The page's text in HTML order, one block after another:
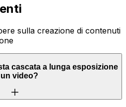
sulla creazione di contenuti
cascata a lunga esposizione
video?